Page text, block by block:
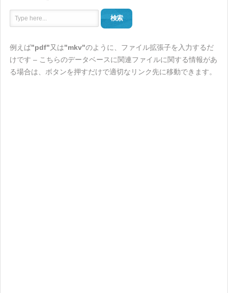
検索
例えば"pdf"又は"mkv"のように、ファイル拡張子を入力するだ
けです – こちらのデータベースに関連ファイルに関する情報があ
る場合は、ボタンを押すだけで適切なリンク先に移動できます。